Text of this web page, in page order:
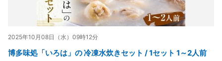
2025年10月08日（水）09時12分
博多味処「いろは」の 冷凍水炊きセット / 1セット 1～2人前